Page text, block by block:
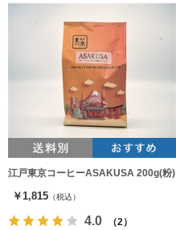
江戸東京コーヒーASAKUSA 200g(粉)
￥1,815 （税込）
4.0 （2）